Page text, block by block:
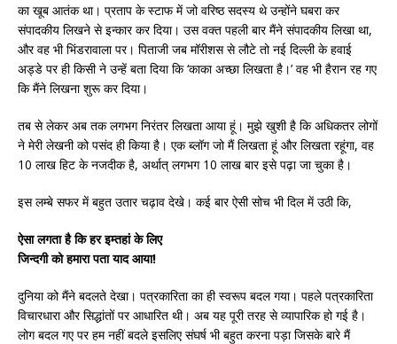
का खूब आतंक था। प्रताप के स्टाफ में जो वरिष्ठ सदस्य थे उन्होंने घबरा कर
संपादकीय लिखने से इन्कार कर दिया। उस वक्त पहली बार मैंने संपादकीय लिखा था,
और वह भी भिंडरावाला पर। पिताजी जब मॉरीशस से लौटे तो नई दिल्ली के हवाई
अड्डे पर ही किसी ने उन्हें बता दिया कि ‘काका अच्छा लिखता है।’ वह भी हैरान रह गए
कि मैंने लिखना शुरू कर दिया।
तब से लेकर अब तक लगभग निरंतर लिखता आया हूं। मुझे खुशी है कि अधिकतर लोगों
ने मेरी लेखनी को पसंद ही किया है। एक ब्लॉग जो मैं लिखता हूं और लिखता रहूंगा, वह
10 लाख हिट के नजदीक है, अर्थात् लगभग 10 लाख बार इसे पढ़ा जा चुका है।
इस लम्बे सफर में बहुत उतार चढ़ाव देखे। कई बार ऐसी सोच भी दिल में उठी कि,
ऐसा लगता है कि हर इम्तहां के लिए
जिन्दगी को हमारा पता याद आया!
दुनिया को मैंने बदलते देखा। पत्रकारिता का ही स्वरूप बदल गया। पहले पत्रकारिता
विचारधारा और सिद्धांतों पर आधारित थी। अब यह पूरी तरह से व्यापारिक हो गई है।
लोग बदल गए पर हम नहीं बदले इसलिए संघर्ष भी बहुत करना पड़ा जिसके बारे मैं